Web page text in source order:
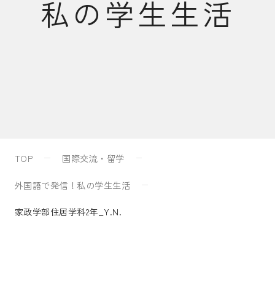
大学案内・学びの特色
私の学生生活
TOP 国際交流・留学
外国語で発信！私の学生生活
家政学部住居学科2年_Y.N.